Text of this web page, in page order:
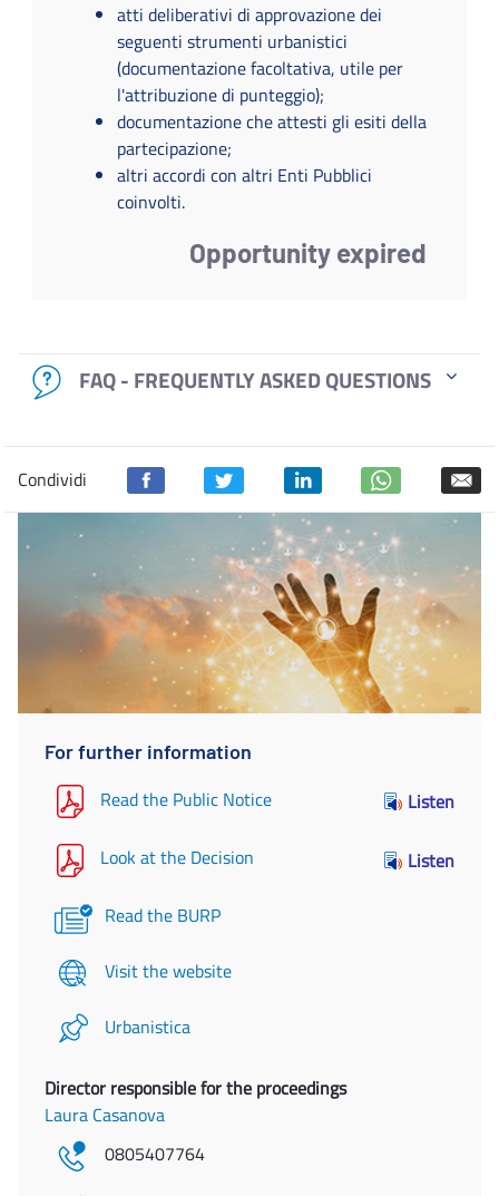
atti deliberativi di approvazione dei
seguenti strumenti urbanistici
(documentazione facoltativa, utile per
l'attribuzione di punteggio);
documentazione che attesti gli esiti della
partecipazione;
altri accordi con altri Enti Pubblici
coinvolti.
Opportunity expired
FAQ - FREQUENTLY ASKED QUESTIONS
Condividi
For further information
Read the Public Notice Listen
Look at the Decision Listen
Read the BURP
Visit the website
Urbanistica
Director responsible for the proceedings
Laura Casanova
0805407764